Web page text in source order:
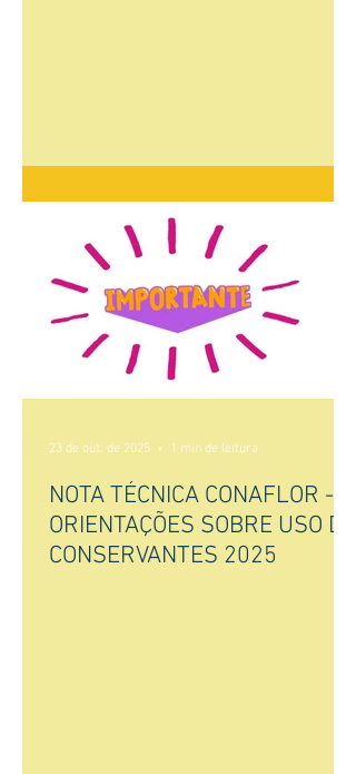
NOTA TÉCNICA CONAFLOR -
ORIENTAÇÕES SOBRE USO DE
CONSERVANTES 2025
23 de out. de 2025 1 min de leitura